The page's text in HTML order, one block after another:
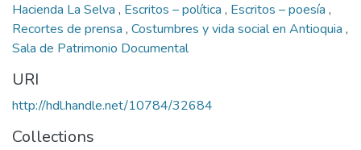
Hacienda La Selva , Escritos – política , Escritos – poesía ,
Recortes de prensa , Costumbres y vida social en Antioquia ,
Sala de Patrimonio Documental
URI
http://hdl.handle.net/10784/32684
Collections